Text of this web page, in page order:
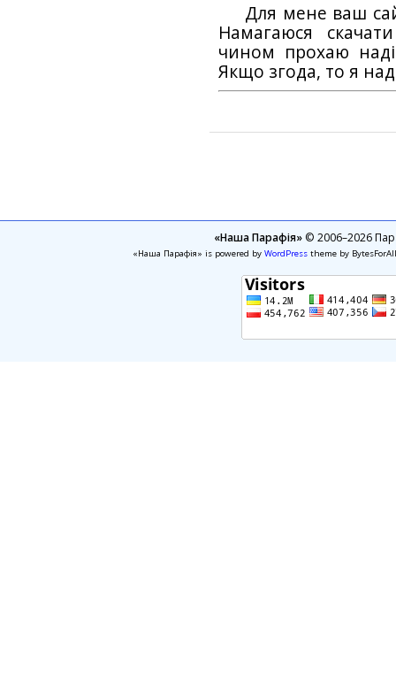
Для мене ваш
Намагаюся
чином прохаю
Якщо згода, то я
«Наша Парафія»© 2006–2026
«Наша Парафія» is powered by WordPresstheme by